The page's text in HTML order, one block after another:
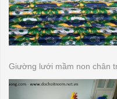
Giường lưới mầm non chân